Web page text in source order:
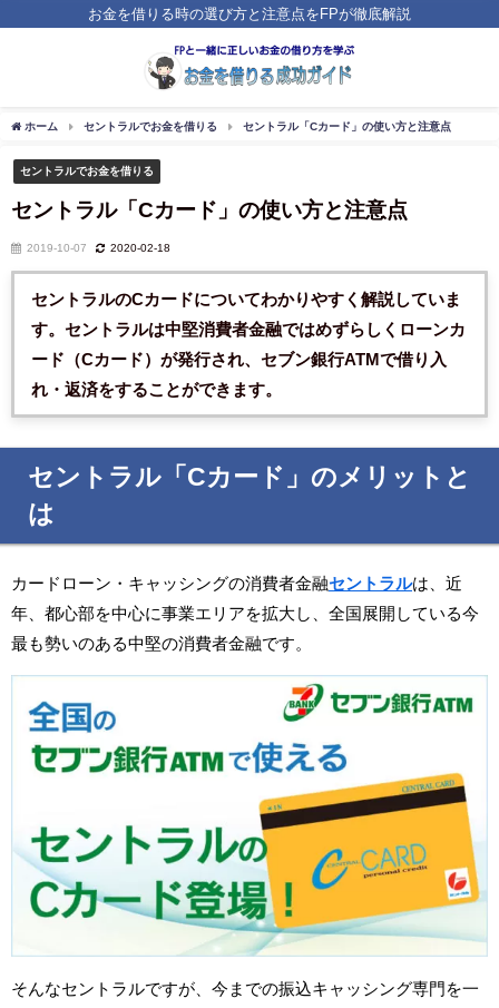
お金を借りる時の選び方と注意点をFPが徹底解説
ホーム セントラルでお金を借りる セントラル「Cカード」の使い方と注意点
セントラルでお金を借りる
セントラル「Cカード」の使い方と注意点
2019-10-07 2020-02-18
セントラルのCカードについてわかりやすく解説していま
す。セントラルは中堅消費者金融ではめずらしくローンカ
ード（Cカード）が発行され、セブン銀行ATMで借り入
れ・返済をすることができます。
セントラル「Cカード」のメリットと
は
カードローン・キャッシングの消費者金融セントラルは、近
年、都心部を中心に事業エリアを拡大し、全国展開している今
最も勢いのある中堅の消費者金融です。
そんなセントラルですが、今までの振込キャッシング専門を一